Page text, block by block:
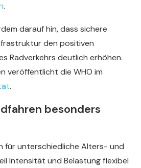
.
darauf hin, dass sichere
den positiven
Radverkehrs deutlich erhöhen.
veröffentlicht die WHO im
.
besonders
für unterschiedliche Alters- und
Intensität und Belastung flexibel